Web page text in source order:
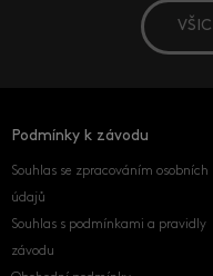
Podmínky k závodu
Souhlas se zpracováním osobních
údajů
Souhlas s podmínkami a pravidly
závodu